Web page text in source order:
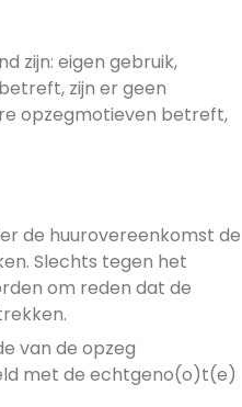
zijn: eigen gebruik,
zijn er geen
opzegmotieven betreft,
de huurovereenkomst de
Slechts tegen het
om reden dat de
van de opzeg
met de echtgeno(o)t(e)